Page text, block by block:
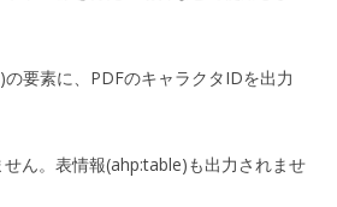
要素に、PDFのキャラクタIDを出力
ん。表情報(ahp:table)も出力されませ